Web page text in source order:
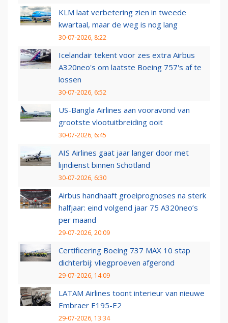
KLM laat verbetering zien in tweede
kwartaal, maar de weg is nog lang
30-07-2026, 8:22
Icelandair tekent voor zes extra Airbus
A320neo's om laatste Boeing 757's af te
lossen
30-07-2026, 6:52
US-Bangla Airlines aan vooravond van
grootste vlootuitbreiding ooit
30-07-2026, 6:45
AIS Airlines gaat jaar langer door met
lijndienst binnen Schotland
30-07-2026, 6:30
Airbus handhaaft groeiprognoses na sterk
halfjaar: eind volgend jaar 75 A320neo’s
per maand
29-07-2026, 20:09
Certificering Boeing 737 MAX 10 stap
dichterbij: vliegproeven afgerond
29-07-2026, 14:09
LATAM Airlines toont interieur van nieuwe
Embraer E195-E2
29-07-2026, 13:34